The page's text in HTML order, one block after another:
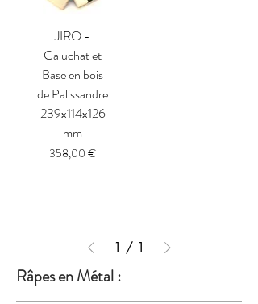
JIRO -
Galuchat et
Base en bois
de Palissandre
239x114x126
mm
Prix
358,00 €
1 / 1
Râpes en Métal :